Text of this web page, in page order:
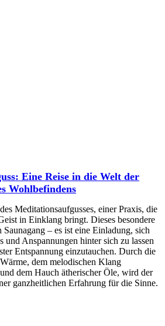
Eine Reise in die Welt der
Wohlbefindens
Meditationsaufgusses, einer Praxis, die
in Einklang bringt. Dieses besondere
– es ist eine Einladung, sich
und Anspannungen hinter sich zu lassen
Entspannung einzutauchen. Durch die
dem melodischen Klang
dem Hauch ätherischer Öle, wird der
ganzheitlichen Erfahrung für die Sinne.